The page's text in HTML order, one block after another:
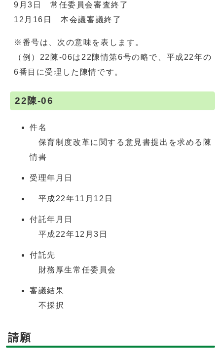
9月3日 常任委員会審査終了
12月16日 本会議審議終了
※番号は、次の意味を表します。
（例）22陳-06は22陳情第6号の略で、平成22年の
6番目に受理した陳情です。
22陳-06
件名
保育制度改革に関する意見書提出を求める陳
情書
受理年月日
平成22年11月12日
付託年月日
平成22年12月3日
付託先
財務厚生常任委員会
審議結果
不採択
請願